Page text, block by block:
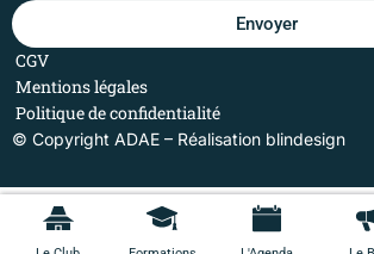
Envoyer
CGV
Mentions légales
Politique de confidentialité
© Copyright ADAE – Réalisation blindesign